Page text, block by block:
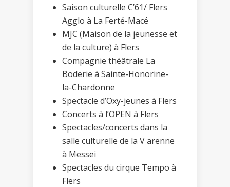
Saison culturelle C’61/ Flers
Agglo à La Ferté-Macé
MJC (Maison de la jeunesse et
de la culture) à Flers
Compagnie théâtrale La
Boderie à Sainte-Honorine-
la-Chardonne
Spectacle d’Oxy-jeunes à Flers
Concerts à l’OPEN à Flers
Spectacles/concerts dans la
salle culturelle de la V arenne
à Messei
Spectacles du cirque Tempo à
Flers